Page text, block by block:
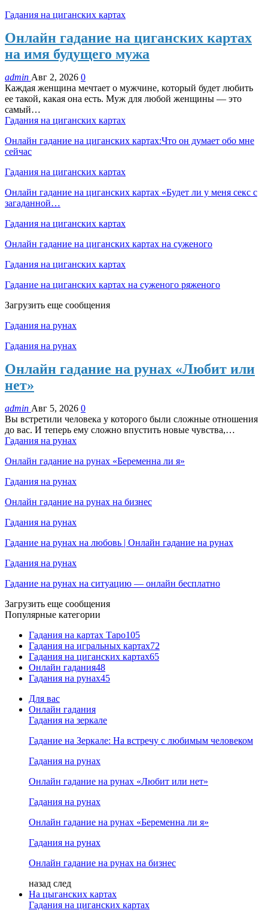
Гадания на циганских картах
Онлайн гадание на циганских картах
на имя будущего мужа
admin Авг 2, 2026 0
Каждая женщина мечтает о мужчине, который будет любить
ее такой, какая она есть. Муж для любой женщины — это
самый…
Гадания на циганских картах
Онлайн гадание на циганских картах:Что он думает обо мне
сейчас
Гадания на циганских картах
Онлайн гадание на циганских картах «Будет ли у меня секс с
загаданной…
Гадания на циганских картах
Онлайн гадание на циганских картах на суженого
Гадания на циганских картах
Гадание на циганских картах на суженого ряженого
Загрузить еще сообщения
Гадания на рунах
Гадания на рунах
Онлайн гадание на рунах «Любит или
нет»
admin Авг 5, 2026 0
Вы встретили человека у которого были сложные отношения
до вас. И теперь ему сложно впустить новые чувства,…
Гадания на рунах
Онлайн гадание на рунах «Беременна ли я»
Гадания на рунах
Онлайн гадание на рунах на бизнес
Гадания на рунах
Гадание на рунах на любовь | Онлайн гадание на рунах
Гадания на рунах
Гадание на рунах на ситуацию — онлайн бесплатно
Загрузить еще сообщения
Популярные категории
Гадания на картах Таро105
Гадания на игральных картах72
Гадания на циганских картах65
Онлайн гадания48
Гадания на рунах45
Для вас
Онлайн гадания
Гадания на зеркале
Гадание на Зеркале: На встречу с любимым человеком
Гадания на рунах
Онлайн гадание на рунах «Любит или нет»
Гадания на рунах
Онлайн гадание на рунах «Беременна ли я»
Гадания на рунах
Онлайн гадание на рунах на бизнес
назад след
На цыганских картах
Гадания на циганских картах